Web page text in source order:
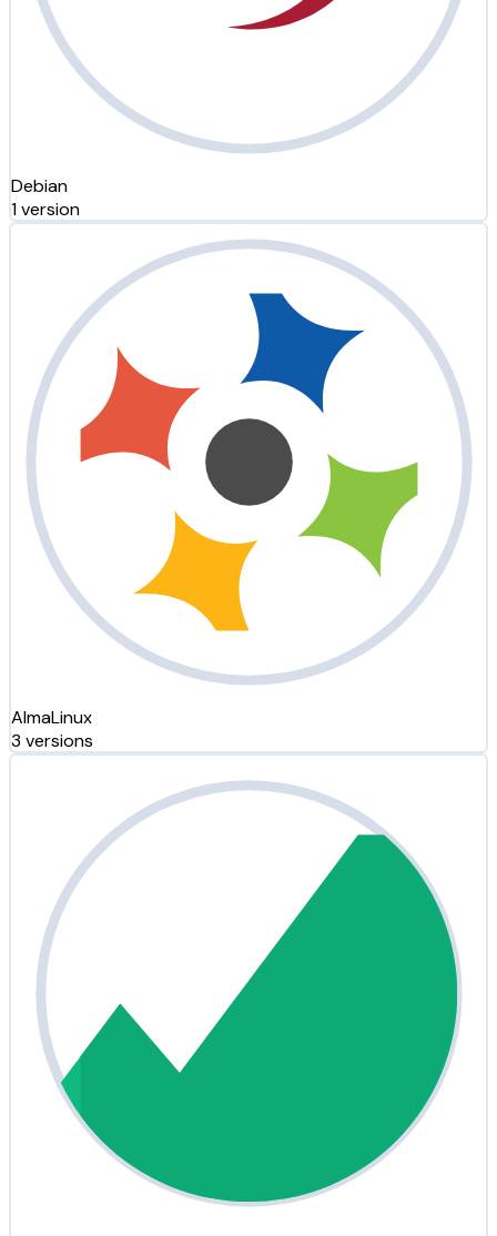
Debian
1 version
AlmaLinux
3 versions